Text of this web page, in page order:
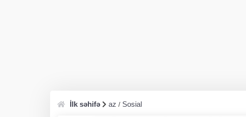
İlk səhifə az / Sosial